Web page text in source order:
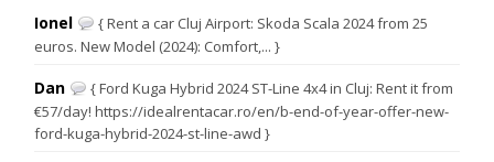
Ionel
{ Rent a car Cluj Airport: Skoda Scala 2024 from 25
euros. New Model (2024): Comfort,... }
Dan
{ Ford Kuga Hybrid 2024 ST-Line 4x4 in Cluj: Rent it from
€57/day! https://idealrentacar.ro/en/b-end-of-year-offer-new-
ford-kuga-hybrid-2024-st-line-awd }